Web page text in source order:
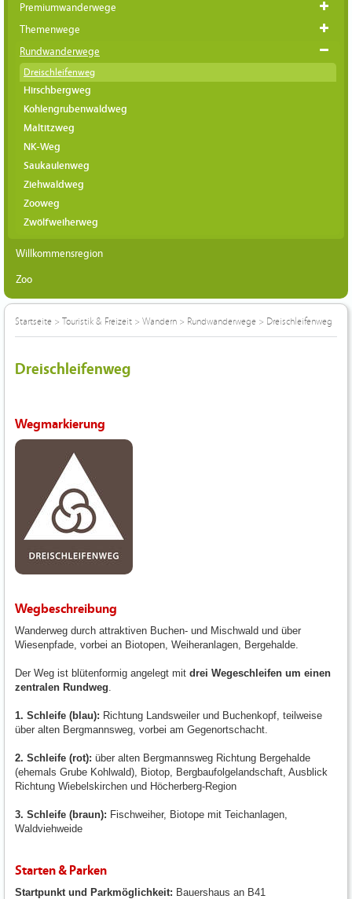
Premiumwanderwege
Themenwege
Rundwanderwege
Dreischleifenweg
Hirschbergweg
Kohlengrubenwaldweg
Maltitzweg
NK-Weg
Saukaulenweg
Ziehwaldweg
Zooweg
Zwölfweiherweg
Willkommensregion
Zoo
Startseite > Touristik & Freizeit > Wandern > Rundwanderwege > Dreischleifenweg
Dreischleifenweg
Wegmarkierung
Wegbeschreibung
Wanderweg durch attraktiven Buchen- und Mischwald und über
Wiesenpfade, vorbei an Biotopen, Weiheranlagen, Bergehalde.
Der Weg ist blütenformig angelegt mit drei Wegeschleifen um einen
zentralen Rundweg
1. Schleife (blau): Richtung Landsweiler und Buchenkopf, teilweise
über alten Bergmannsweg, vorbei am Gegenortschacht.
2. Schleife (rot): über alten Bergmannsweg Richtung Bergehalde
(ehemals Grube Kohlwald), Biotop, Bergbaufolgelandschaft, Ausblick
Richtung Wiebelskirchen und Höcherberg-Region
3. Schleife (braun): Fischweiher, Biotope mit Teichanlagen,
Waldviehweide
Starten & Parken
Startpunkt und Parkmöglichkeit: Bauershaus an B41